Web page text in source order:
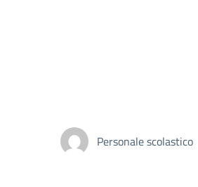
Personale scolastico